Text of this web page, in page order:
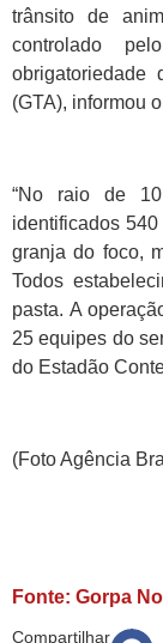
trânsito de
controlado
obrigatoriedade
(GTA), informou
“No raio de
identificados
granja do foco,
Todos
pasta. A
25 equipes do
do Estadão
(Foto Agência
Fonte: Gorpa
Compartilhar